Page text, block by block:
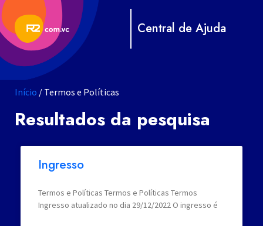
Central de Ajuda
Início / Termos e Políticas
Resultados da pesquisa
Ingresso
Termos e Políticas Termos e Políticas Termos
Ingresso atualizado no dia 29/12/2022 O ingresso é